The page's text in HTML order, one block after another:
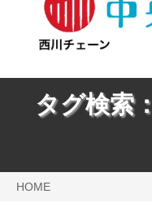
タグ検索：
HOME